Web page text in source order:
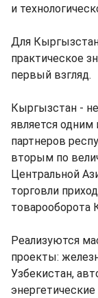
и
Для
практическое
первый взгляд.
Кыргызстан -
является
партнеров
вторым по
Центральной
торговли
товарооборота
Реализуются
проекты:
Узбекистан,